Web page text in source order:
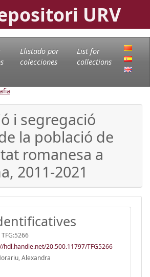
URV
Llistado por
colecciones
List for
collections
i segregació
la població de
romanesa a
2011-2021
TFG:5266
hdl.handle.net/20.500.11797/TFG5266
Alexandra